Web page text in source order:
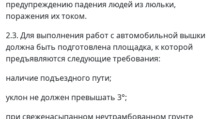
предупреждению падения людей из люльки,
поражения их током.
2.3. Для выполнения работ с автомобильной вышки
должна быть подготовлена площадка, к которой
предъявляются следующие требования:
наличие подъездного пути;
уклон не должен превышать 3°;
при свеженасыпанном неутрамбованном грунте